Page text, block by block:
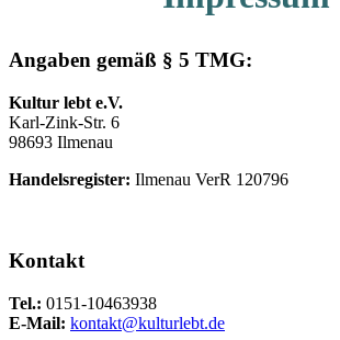
Angaben gemäß § 5 TMG:
Kultur lebt e.V.
Karl-Zink-Str. 6
98693 Ilmenau
Handelsregister: Ilmenau VerR 120796
Kontakt
Tel.: 0151-10463938
E-Mail: kontakt@kulturlebt.de